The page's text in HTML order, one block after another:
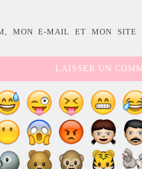
MON E-MAIL ET MON SITE